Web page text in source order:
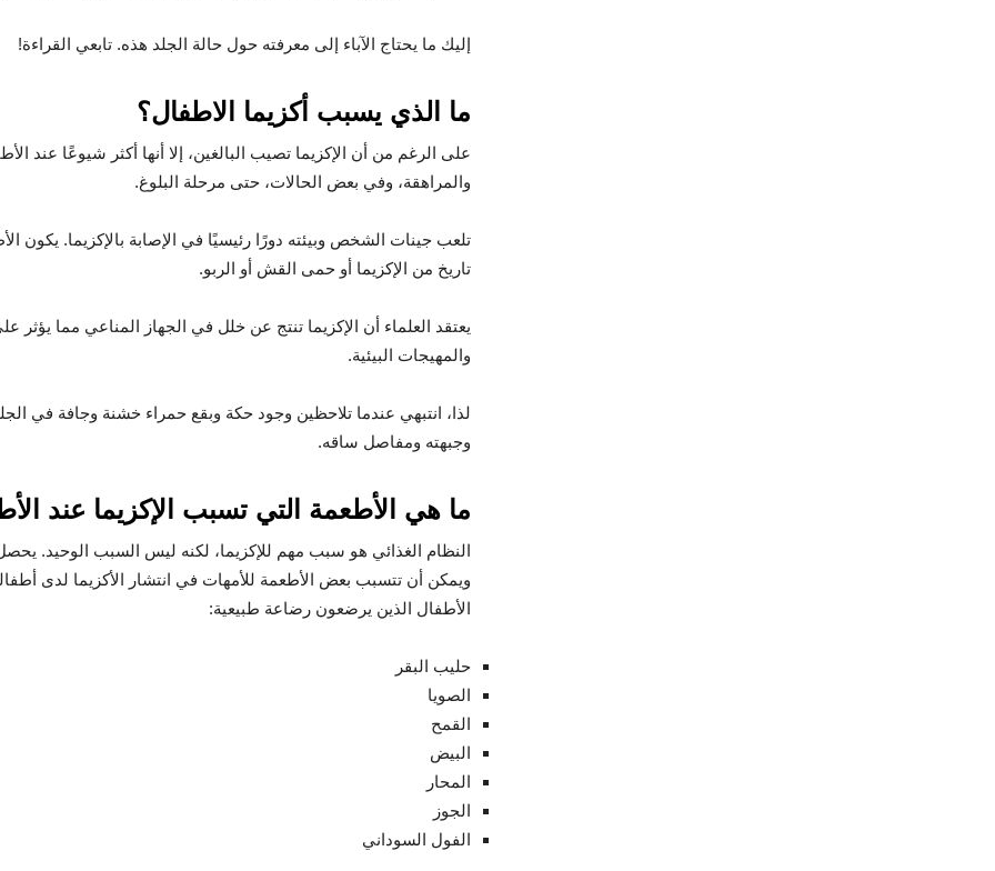
إليك ما يحتاج الآباء إلى معرفته حول حالة الجلد هذه. تابعي القراءة!
ما الذي يسبب أكزيما الاطفال؟
على الرغم من أن الإكزيما تصيب البالغين، إلا أنها أكثر شيوعًا عند
والمراهقة، وفي بعض الحالات، حتى مرحلة البلوغ.
تلعب جينات الشخص وبيئته دورًا رئيسيًا في الإصابة بالإكزيما. يكون
تاريخ من الإكزيما أو حمى القش أو الربو.
يعتقد العلماء أن الإكزيما تنتج عن خلل في الجهاز المناعي مما يؤثر
والمهيجات البيئية.
لذا، انتبهي عندما تلاحظين وجود حكة وبقع حمراء خشنة وجافة في
وجبهته ومفاصل ساقه.
ما هي الأطعمة التي تسبب الإكزيما عند
النظام الغذائي هو سبب مهم للإكزيما، لكنه ليس السبب الوحيد.
ويمكن أن تتسبب بعض الأطعمة للأمهات في انتشار الأكزيما لدى
الأطفال الذين يرضعون رضاعة طبيعية:
حليب البقر
الصويا
القمح
البيض
المحار
الجوز
الفول السوداني